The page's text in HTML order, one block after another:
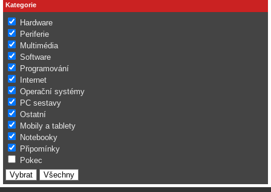
Kategorie
Hardware
Periferie
Multimédia
Software
Programování
Internet
Operační systémy
PC sestavy
Ostatní
Mobily a tablety
Notebooky
Připomínky
Pokec